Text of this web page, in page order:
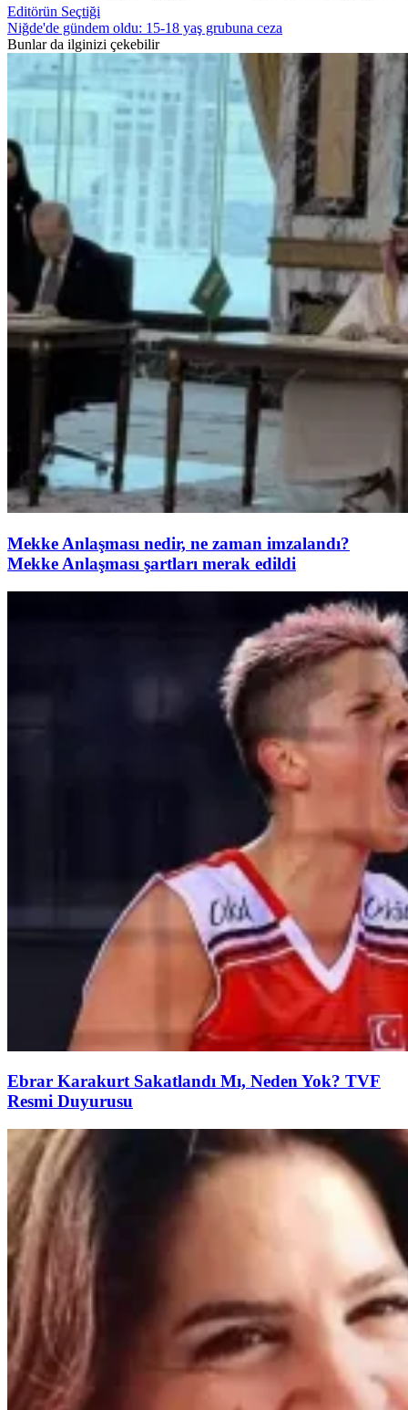
Editörün Seçtiği
Niğde'de gündem oldu: 15-18 yaş grubuna ceza
Bunlar da ilginizi çekebilir
Mekke Anlaşması nedir, ne zaman imzalandı?
Mekke Anlaşması şartları merak edildi
Ebrar Karakurt Sakatlandı Mı, Neden Yok? TVF
Resmi Duyurusu